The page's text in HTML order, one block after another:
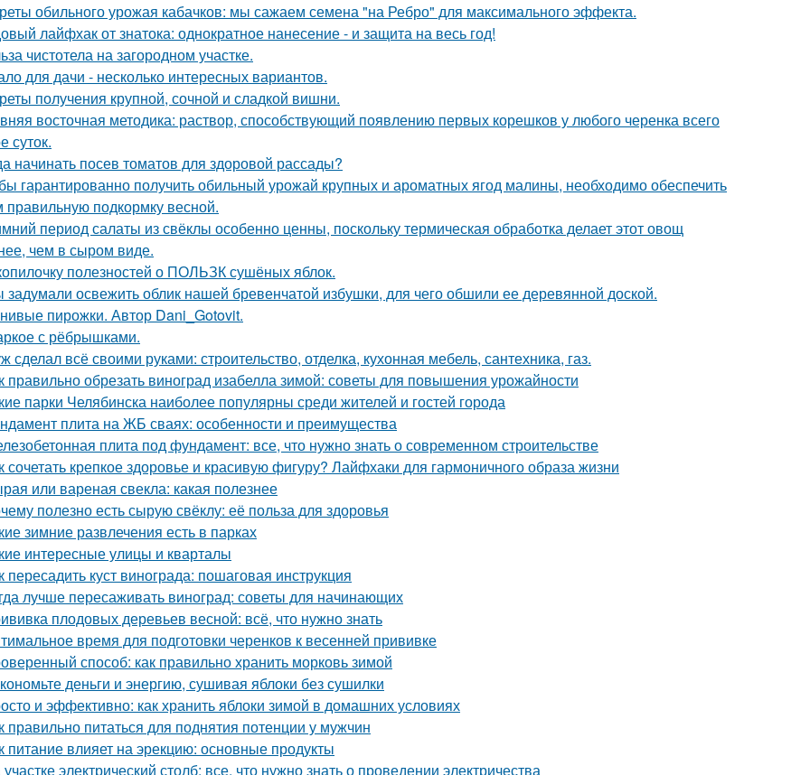
обильного урожая кабачков: мы сажаем семена "на Ребро" для максимального эффекта.
лайфхак от знатока: однократное нанесение - и защита на весь год!
чистотела на загородном участке.
для дачи - несколько интересных вариантов.
получения крупной, сочной и сладкой вишни.
восточная методика: раствор, способствующий появлению первых корешков у любого черенка всего
суток.
начинать посев томатов для здоровой рассады?
гарантированно получить обильный урожай крупных и ароматных ягод малины, необходимо обеспечить
правильную подкормку весной.
период салаты из свёклы особенно ценны, поскольку термическая обработка делает этот овощ
чем в сыром виде.
полезностей о ПОЛЬЗК сушёных яблок.
освежить облик нашей бревенчатой избушки, для чего обшили ее деревянной доской.
пирожки. Автор Dani_Gotovit.
с рёбрышками.
сделал всё своими руками: строительство, отделка, кухонная мебель, сантехника, газ.
правильно обрезать виноград изабелла зимой: советы для повышения урожайности
парки Челябинска наиболее популярны среди жителей и гостей города
плита на ЖБ сваях: особенности и преимущества
плита под фундамент: все, что нужно знать о современном строительстве
сочетать крепкое здоровье и красивую фигуру? Лайфхаки для гармоничного образа жизни
или вареная свекла: какая полезнее
полезно есть сырую свёклу: её польза для здоровья
зимние развлечения есть в парках
интересные улицы и кварталы
пересадить куст винограда: пошаговая инструкция
лучше пересаживать виноград: советы для начинающих
плодовых деревьев весной: всё, что нужно знать
время для подготовки черенков к весенней прививке
способ: как правильно хранить морковь зимой
деньги и энергию, сушивая яблоки без сушилки
и эффективно: как хранить яблоки зимой в домашних условиях
правильно питаться для поднятия потенции у мужчин
питание влияет на эрекцию: основные продукты
электрический столб: все, что нужно знать о проведении электричества